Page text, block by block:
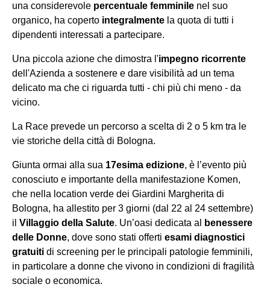
una considerevole percentuale femminile nel suo
organico, ha coperto integralmente la quota di tutti i
dipendenti interessati a partecipare.
Una piccola azione che dimostra l'impegno ricorrente
dell'Azienda a sostenere e dare visibilità ad un tema
delicato ma che ci riguarda tutti - chi più chi meno - da
vicino.
La Race prevede un percorso a scelta di 2 o 5 km tra le
vie storiche della città di Bologna.
Giunta ormai alla sua 17esima edizione, è l’evento più
conosciuto e importante della manifestazione Komen,
che nella location verde dei Giardini Margherita di
Bologna, ha allestito per 3 giorni (dal 22 al 24 settembre)
il Villaggio della Salute. Un’oasi dedicata al
benessere
delle Donne, dove sono stati offerti esami diagnostici
gratuiti di screening per le principali patologie femminili,
in particolare a donne che vivono in condizioni di fragilità
sociale o economica.